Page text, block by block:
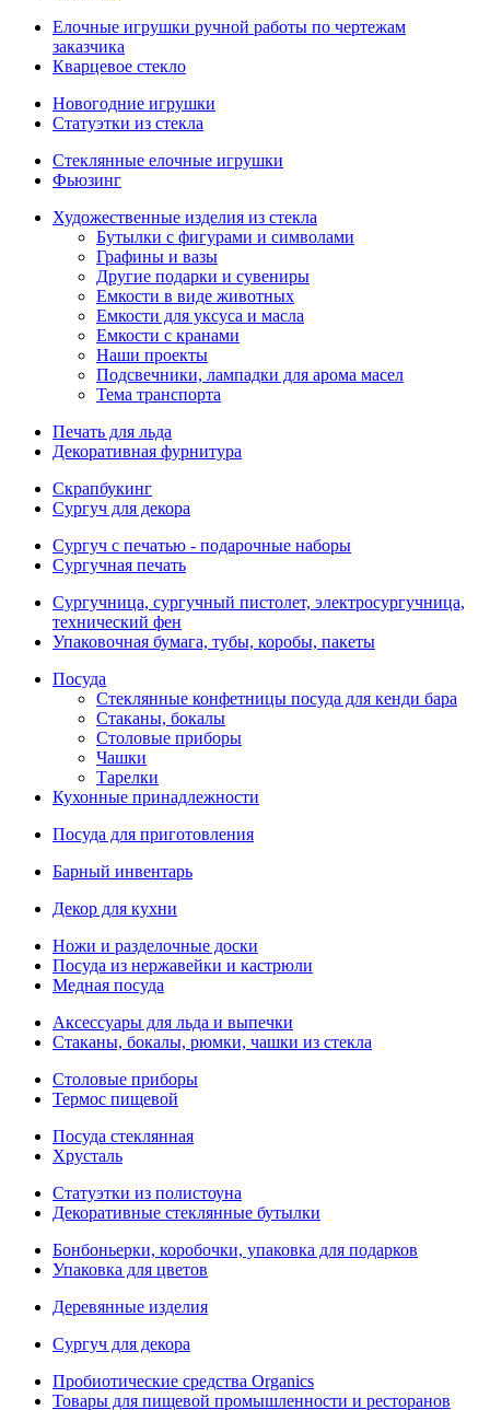
Елочные игрушки ручной работы по чертежам
заказчика
Кварцевое стекло
Новогодние игрушки
Статуэтки из стекла
Стеклянные елочные игрушки
Фьюзинг
Художественные изделия из стекла
Бутылки с фигурами и символами
Графины и вазы
Другие подарки и сувениры
Емкости в виде животных
Емкости для уксуса и масла
Емкости с кранами
Наши проекты
Подсвечники, лампадки для арома масел
Тема транспорта
Печать для льда
Декоративная фурнитура
Скрапбукинг
Сургуч для декора
Сургуч с печатью - подарочные наборы
Сургучная печать
Сургучница, сургучный пистолет, электросургучница,
технический фен
Упаковочная бумага, тубы, коробы, пакеты
Посуда
Стеклянные конфетницы посуда для кенди бара
Стаканы, бокалы
Столовые приборы
Чашки
Тарелки
Кухонные принадлежности
Посуда для приготовления
Барный инвентарь
Декор для кухни
Ножи и разделочные доски
Посуда из нержавейки и кастрюли
Медная посуда
Аксессуары для льда и выпечки
Стаканы, бокалы, рюмки, чашки из стекла
Столовые приборы
Термос пищевой
Посуда стеклянная
Хрусталь
Статуэтки из полистоуна
Декоративные стеклянные бутылки
Бонбоньерки, коробочки, упаковка для подарков
Упаковка для цветов
Деревянные изделия
Сургуч для декора
Пробиотические средства Organics
Товары для пищевой промышленности и ресторанов